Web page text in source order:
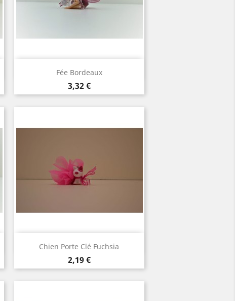
Fée Bordeaux
Prix
3,32 €
Aperçu rapide
Chien Porte Clé Fuchsia
Prix
2,19 €
Aperçu rapide